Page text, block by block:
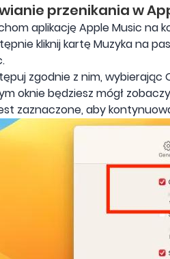
przenikania w
aplikację Apple Music na
kliknij kartę Muzyka na
zgodnie z nim,
oknie będziesz mógł
zaznaczone, aby